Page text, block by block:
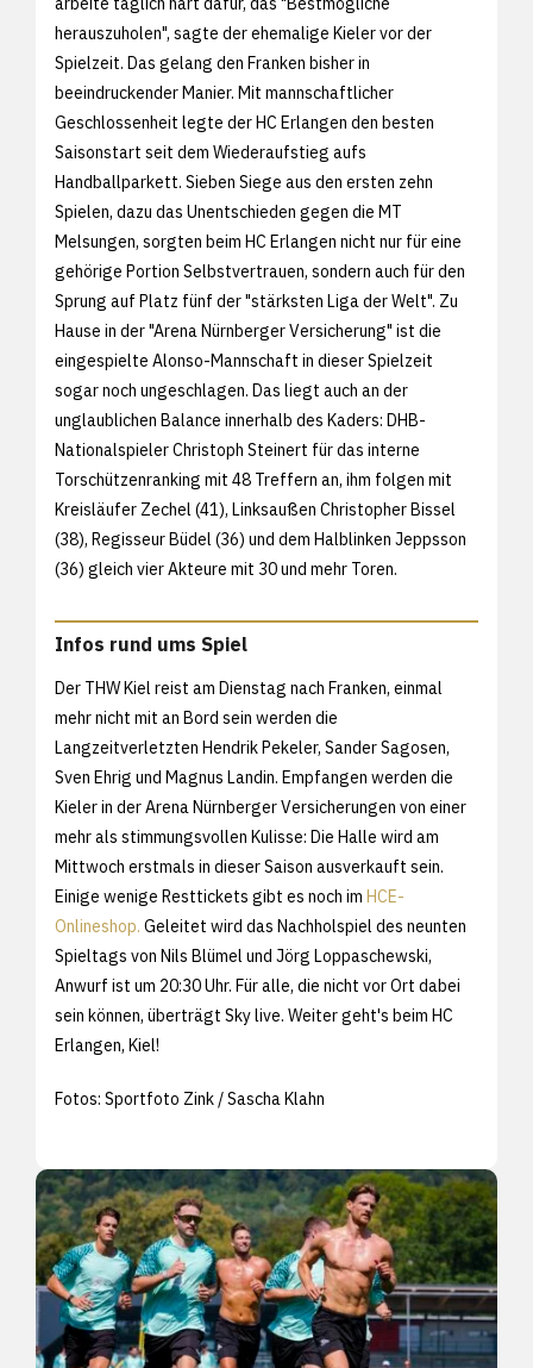
herauszuholen", sagte der ehemalige Kieler vor der
Spielzeit. Das gelang den Franken bisher in
beeindruckender Manier. Mit mannschaftlicher
Geschlossenheit legte der HC Erlangen den besten
Saisonstart seit dem Wiederaufstieg aufs
Handballparkett. Sieben Siege aus den ersten zehn
Spielen, dazu das Unentschieden gegen die MT
Melsungen, sorgten beim HC Erlangen nicht nur für eine
gehörige Portion Selbstvertrauen, sondern auch für den
Sprung auf Platz fünf der "stärksten Liga der Welt". Zu
Hause in der "Arena Nürnberger Versicherung" ist die
eingespielte Alonso-Mannschaft in dieser Spielzeit
sogar noch ungeschlagen. Das liegt auch an der
unglaublichen Balance innerhalb des Kaders: DHB-
Nationalspieler Christoph Steinert für das interne
Torschützenranking mit 48 Treffern an, ihm folgen mit
Kreisläufer Zechel (41), Linksaußen Christopher Bissel
(38), Regisseur Büdel (36) und dem Halblinken Jeppsson
(36) gleich vier Akteure mit 30 und mehr Toren.
Infos rund ums Spiel
Der THW Kiel reist am Dienstag nach Franken, einmal
mehr nicht mit an Bord sein werden die
Langzeitverletzten Hendrik Pekeler, Sander Sagosen,
Sven Ehrig und Magnus Landin. Empfangen werden die
Kieler in der Arena Nürnberger Versicherungen von einer
mehr als stimmungsvollen Kulisse: Die Halle wird am
Mittwoch erstmals in dieser Saison ausverkauft sein.
Einige wenige Resttickets gibt es noch im HCE-
Onlineshop. Geleitet wird das Nachholspiel des neunten
Spieltags von Nils Blümel und Jörg Loppaschewski,
Anwurf ist um 20:30 Uhr. Für alle, die nicht vor Ort dabei
sein können, überträgt Sky live. Weiter geht's beim HC
Erlangen, Kiel!
Fotos: Sportfoto Zink / Sascha Klahn